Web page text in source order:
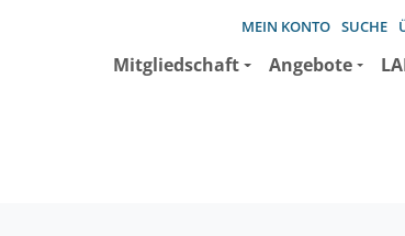
MEIN KONTO SUCHE
Mitgliedschaft Angebote